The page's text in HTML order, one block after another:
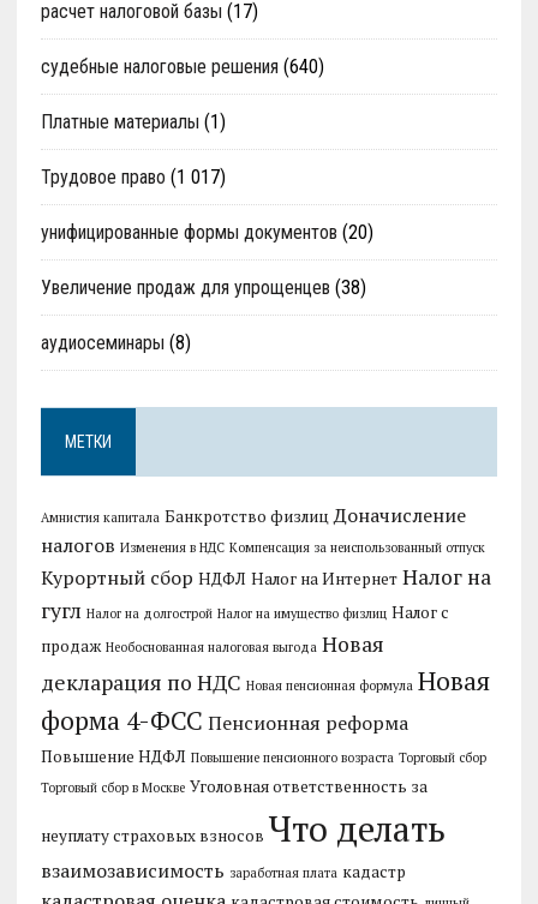
расчет налоговой базы (17)
судебные налоговые решения (640)
Платные материалы (1)
Трудовое право (1 017)
унифицированные формы документов (20)
Увеличение продаж для упрощенцев (38)
аудиосеминары (8)
МЕТКИ
Амнистия капитала Банкротство физлиц Доначисление
налогов Изменения в НДС Компенсация за неиспользованный отпуск
Курортный сбор НДФЛ Налог на Интернет Налог на
гугл Налог на долгострой Налог на имущество физлиц Налог с
продаж Необоснованная налоговая выгода Новая
декларация по НДС Новая пенсионная формула Новая
форма 4-ФСС Пенсионная реформа
Повышение НДФЛ Повышение пенсионного возраста Торговый сбор
Торговый сбор в Москве Уголовная ответственность за
неуплату страховых взносов Что делать
взаимозависимость заработная плата кадастр